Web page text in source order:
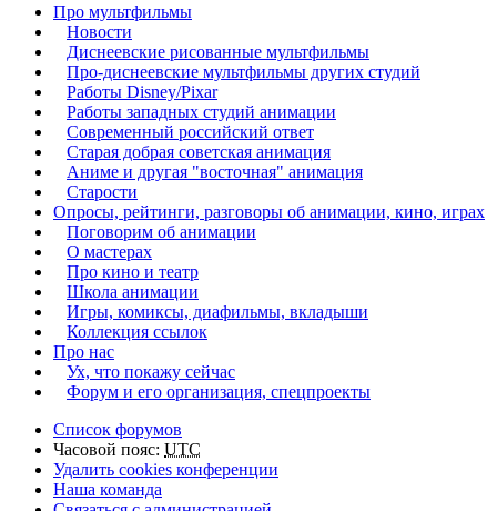
Про мультфильмы
Новости
Диснеевские рисованные мультфильмы
Про-диснеевские мультфильмы других студий
Работы Disney/Pixar
Работы западных студий анимации
Современный российский ответ
Старая добрая советская анимация
Аниме и другая "восточная" анимация
Старости
Опросы, рейтинги, разговоры об анимации, кино, играх
Поговорим об анимации
О мастерах
Про кино и театр
Школа анимации
Игры, комиксы, диафильмы, вкладыши
Коллекция ссылок
Про нас
Ух, что покажу сейчас
Форум и его организация, спецпроекты
Список форумов
Часовой пояс: UTC
Удалить cookies конференции
Наша команда